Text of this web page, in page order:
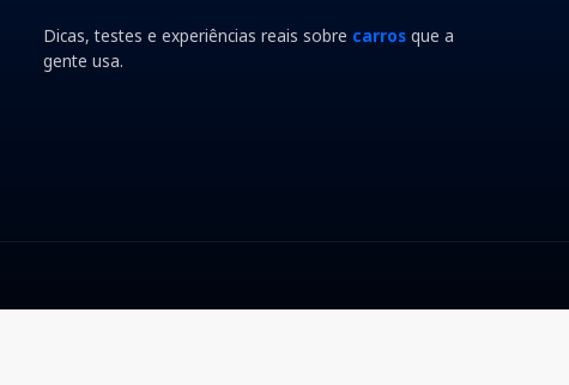
Dicas, testes e experiências reais sobre carros que a
gente usa.